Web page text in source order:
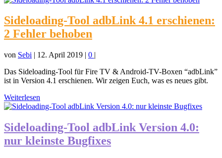
Sideloading-Tool adbLink 4.1 erschienen:
2 Fehler behoben
von Sebi | 12. April 2019 | 0 |
Das Sideloading-Tool für Fire TV & Android-TV-Boxen “adbLink”
ist in Version 4.1 erschienen. Wir zeigen Euch, was es neues gibt.
Weiterlesen
Sideloading-Tool adbLink Version 4.0:
nur kleinste Bugfixes